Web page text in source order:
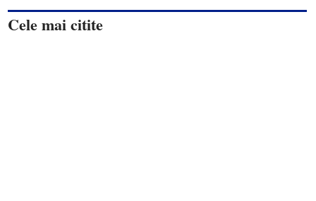
Cele mai citite